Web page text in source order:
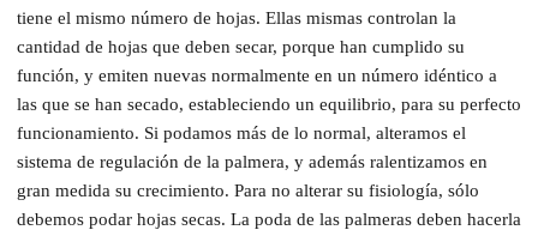
tiene el mismo número de hojas. Ellas mismas controlan la
cantidad de hojas que deben secar, porque han cumplido su
función, y emiten nuevas normalmente en un número idéntico a
las que se han secado, estableciendo un equilibrio, para su perfecto
funcionamiento. Si podamos más de lo normal, alteramos el
sistema de regulación de la palmera, y además ralentizamos en
gran medida su crecimiento. Para no alterar su fisiología, sólo
debemos podar hojas secas. La poda de las palmeras deben hacerla